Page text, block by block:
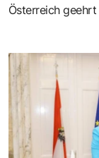
Österreich